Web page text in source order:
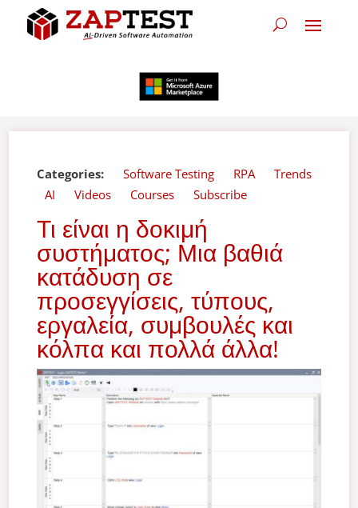
Categories: Software Testing RPA
Trends
AI
Videos Courses Subscribe
Τι είναι η δοκιμή
συστήματος; Μια βαθιά
κατάδυση σε
προσεγγίσεις, τύπους,
εργαλεία, συμβουλές και
κόλπα και πολλά άλλα!